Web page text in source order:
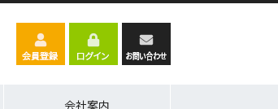
会社案内